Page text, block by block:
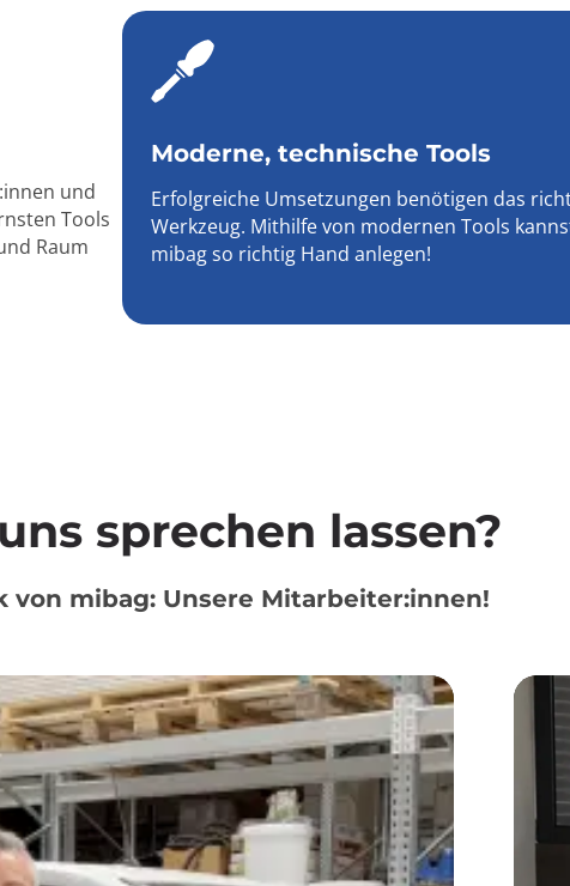
und
Tools
Raum
Moderne, technische Tools
Erfolgreiche Umsetzungen benötigen das
Werkzeug. Mithilfe von modernen Tools
mibag so richtig Hand anlegen!
sprechen lassen?
von mibag: Unsere Mitarbeiter:innen!
Video-
Player